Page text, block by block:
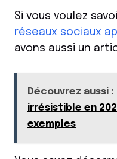
Si vous voulez
réseaux sociaux
avons aussi un
Découvrez aussi :
irrésistible en
exemples